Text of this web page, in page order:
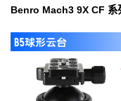
Benro Mach3 9X CF 系